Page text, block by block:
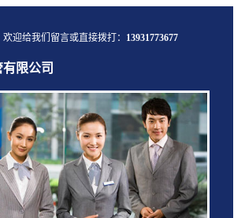
迎给我们留言或直接拨打： 13931773677
限公司